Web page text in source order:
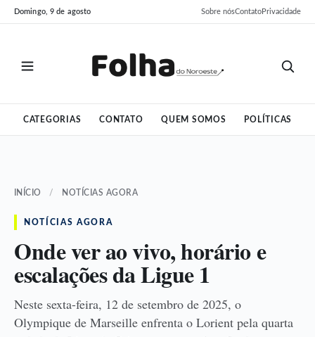
Pular
para
Pular
para
Domingo, 9 de agosto Sobre nósContatoPrivacidade
CATEGORIAS CONTATO QUEM SOMOS POLÍTICAS
INÍCIO / NOTÍCIAS AGORA
NOTÍCIAS AGORA
Onde ver ao vivo, horário e
escalações da Ligue 1
Neste sexta-feira, 12 de setembro de 2025, o
Olympique de Marseille enfrenta o Lorient pela quarta